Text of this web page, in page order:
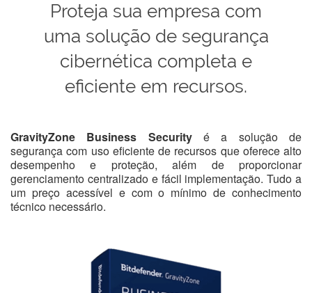
Proteja sua empresa com
uma solução de segurança
cibernética completa e
eficiente em recursos.
GravityZone Business Securityé a solução de
segurança com uso eficiente de recursos que oferece alto
desempenho e proteção, além de proporcionar
gerenciamento centralizado e fácil implementação. Tudo a
um preço acessível e com o mínimo de conhecimento
técnico necessário.